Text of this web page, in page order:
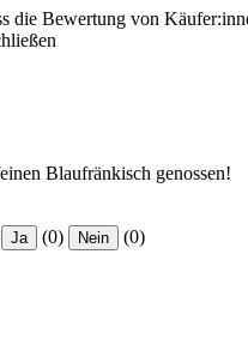
die Bewertung von
Blaufränkisch genossen!
Ja (0) Nein (0)